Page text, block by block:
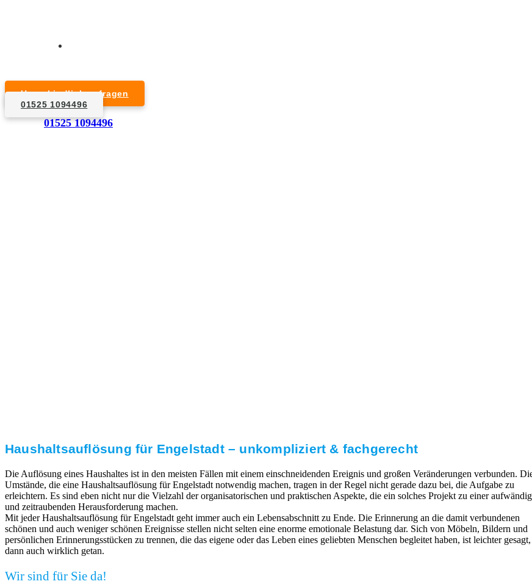
01525 1094496
Unverbindlich anfragen
01525 1094496
1. Anfrage
Haushaltsauflösung für Engelstadt – unkompliziert & fachgerecht
Die Auflösung eines Haushaltes ist in den meisten Fällen mit einem einschneidenden Ereignis und großen Veränderungen verbunden.
Umstände, die eine Haushaltsauflösung für Engelstadt notwendig machen, tragen in der Regel nicht gerade dazu bei, die Aufgabe zu
erleichtern. Es sind eben nicht nur die Vielzahl der organisatorischen und praktischen Aspekte, die ein solches Projekt zu einer
und zeitraubenden Herausforderung machen.
Mit jeder Haushaltsauflösung für Engelstadt geht immer auch ein Lebensabschnitt zu Ende. Die Erinnerung an die damit verbundenen
schönen und auch weniger schönen Ereignisse stellen nicht selten eine enorme emotionale Belastung dar. Sich von Möbeln, Bildern und
persönlichen Erinnerungsstücken zu trennen, die das eigene oder das Leben eines geliebten Menschen begleitet haben, ist leichter
dann auch wirklich getan.
Wir sind für Sie da!